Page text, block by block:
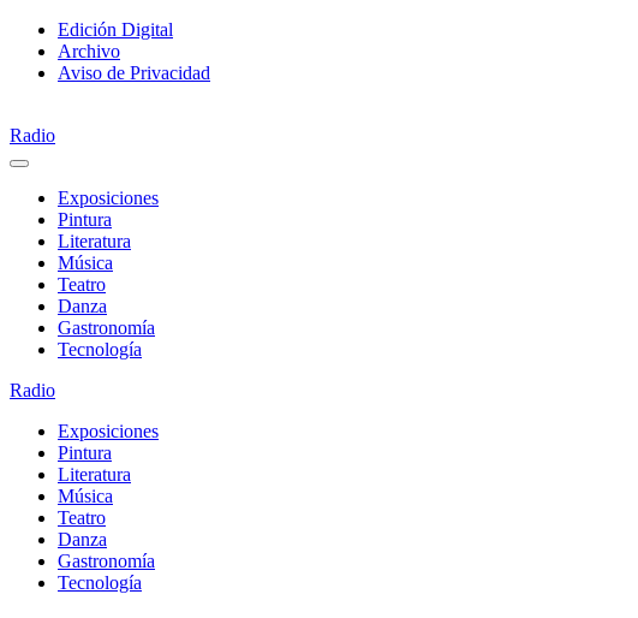
Saltar
contenido
Edición Digital
Archivo
Aviso de Privacidad
Radio
Exposiciones
Pintura
Literatura
Música
Teatro
Danza
Gastronomía
Tecnología
Radio
Exposiciones
Pintura
Literatura
Música
Teatro
Danza
Gastronomía
Tecnología